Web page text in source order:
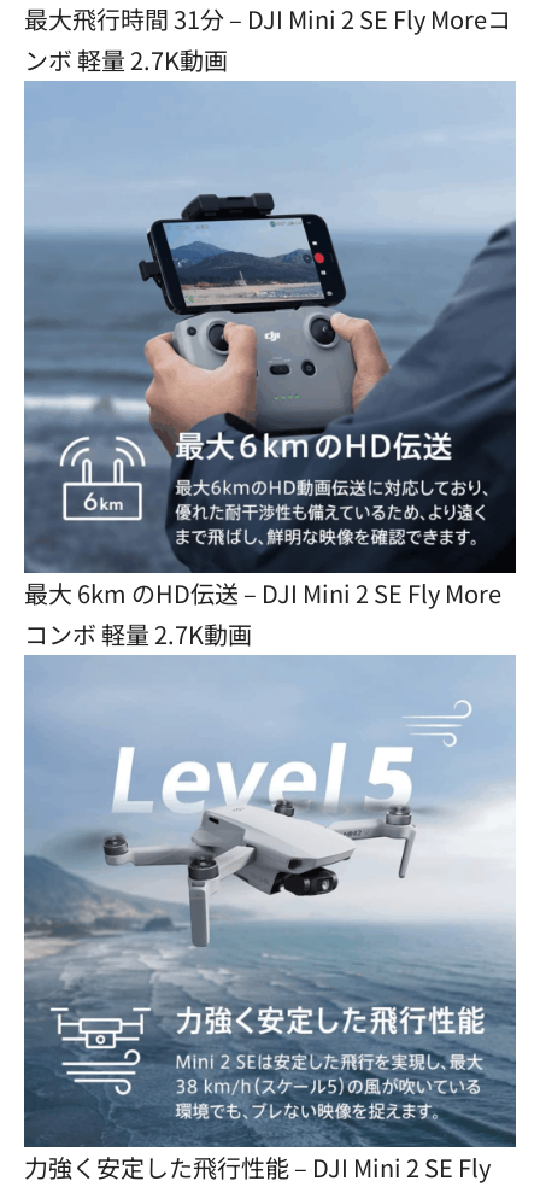
最大飛行時間 31分 – DJI Mini 2 SE Fly Moreコ
ンボ 軽量 2.7K動画
最大 6km のHD伝送 – DJI Mini 2 SE Fly More
コンボ 軽量 2.7K動画
力強く安定した飛行性能 – DJI Mini 2 SE Fly